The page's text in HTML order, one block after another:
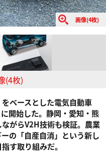
画像(4枚)
(4枚)
ベースとした電気自動車
開始した。静岡・愛知・熊
がらV2H技術も検証。農業
の「自産自消」という新し
す取り組みだ。